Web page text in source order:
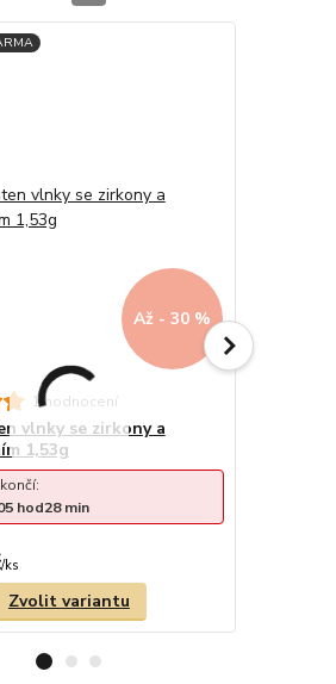
Až - 30 %
1 hodnocení
vlnky se zirkony a
1,53g
/ks
hod28min
Zvolit variantu